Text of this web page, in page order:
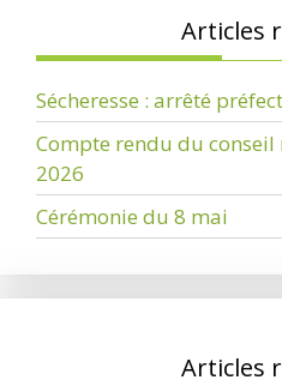
Articles
Sécheresse : arrêté
Compte rendu du
2026
Cérémonie du 8 mai
Articles